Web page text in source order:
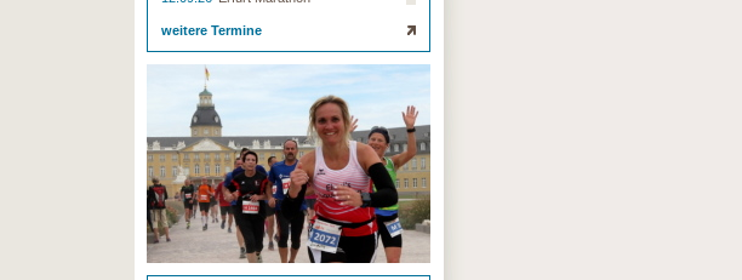
weitere Termine